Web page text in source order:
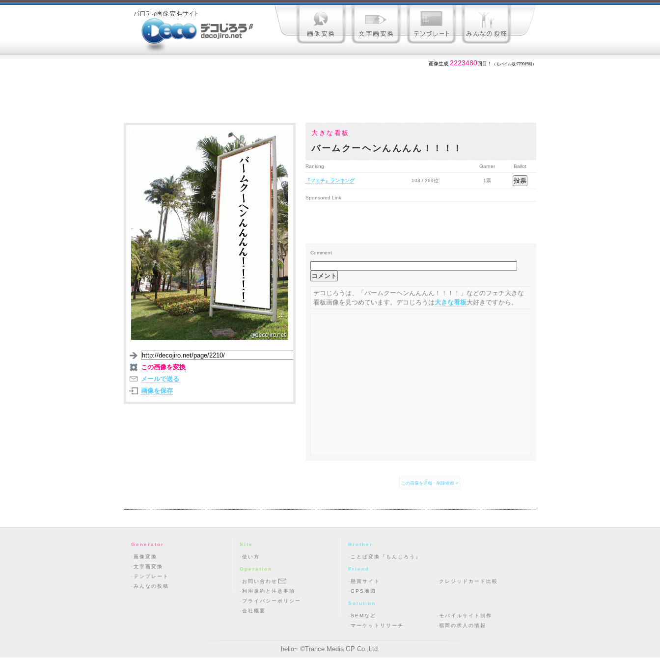
画像生成 2223480回目！ （モバイル版:779915回）
大きな看板
バームクーヘンんんんん！！！！
この画像を変換
メールで送る
画像を保存
Ranking Garner Ballot
『フェチ』ランキング 103 / 269位 1票
Sponsored Link
Comment
デコじろうは、「バームクーヘンんんんん！！！！」などのフェチ大きな
看板画像を見つめています。デコじろうは大きな看板大好きですから。
この画像を通報・削除依頼 >
Generator
画像変換
文字画変換
テンプレート
みんなの投稿
Site
使い方
Operation
お問い合わせ
利用規約と注意事項
プライバシーポリシー
会社概要
Brother
ことば変換『もんじろう』
Friend
懸賞サイト
クレジッドカード比較
GPS地図
Solution
SEMなど
モバイルサイト制作
マーケットリサーチ
福岡の求人の情報
hello~ ©Trance Media GP Co.,Ltd.